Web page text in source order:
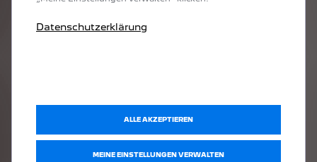
Datenschutzerklärung
MEINE EINSTELLUNGEN VERWALTEN
ALLE AKZEPTIEREN